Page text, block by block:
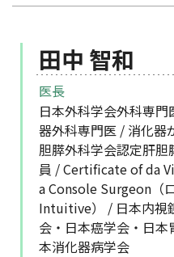
田中 智和
医長
日本外科学会外科専
器外科専門医 / 消化器
胆膵外科学会認定肝
員 / Certificate of da
a Console Surgeon（
Intuitive） / 日本内視
会・日本癌学会・日
本消化器病学会